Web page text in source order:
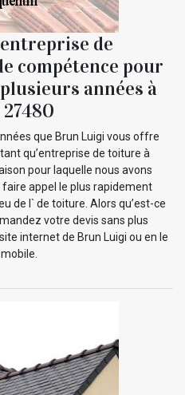
de
compétence pour
années à
que Brun Luigi vous offre
qu’entreprise de toiture à
pour laquelle nous avons
appel le plus rapidement
de l` de toiture. Alors qu’est-ce
votre devis sans plus
internet de Brun Luigi ou en le